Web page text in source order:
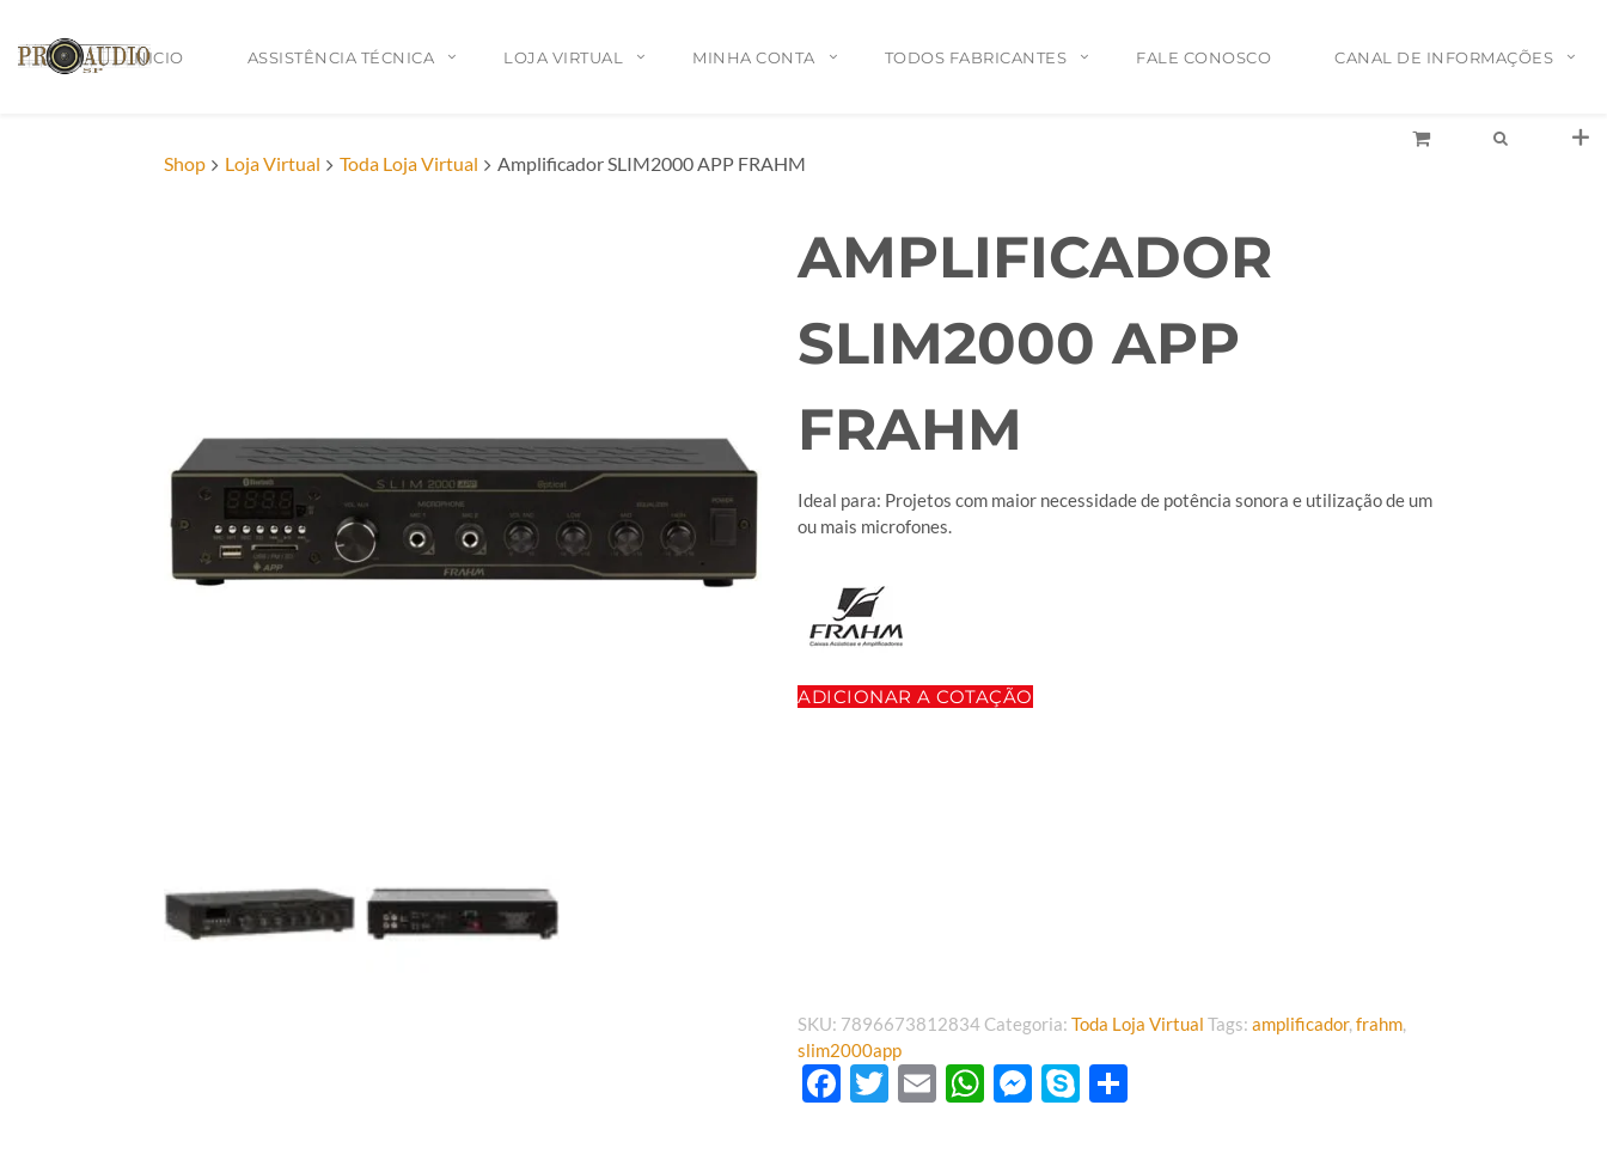
INICIO ASSISTÊNCIA TÉCNICA LOJA VIRTUAL MINHA CONTA TODOS FABRICANTES FALE CONOSCO CANAL DE INFORMAÇÕES
Shop Loja Virtual Toda Loja Virtual Amplificador SLIM2000 APP FRAHM
AMPLIFICADOR
SLIM2000 APP
FRAHM
Ideal para: Projetos com maior necessidade de potência sonora e utilização de um
ou mais microfones.
ADICIONAR A COTAÇÃO
SKU: 7896673812834 Categoria: Toda Loja Virtual Tags: amplificador, frahm,
slim2000app
Facebook
Twitter
EmailWhatsApp
Messenger
Skype